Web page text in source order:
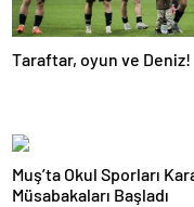
Taraftar, oyun ve Deniz!
Muş’ta Okul Sporları
Müsabakaları Başladı